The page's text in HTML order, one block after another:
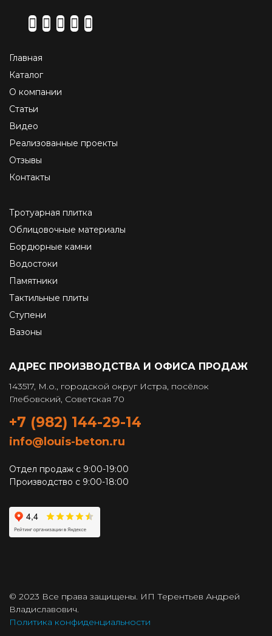
Главная
Каталог
О компании
Статьи
Видео
Реализованные проекты
Отзывы
Контакты
Тротуарная плитка
Облицовочные материалы
Бордюрные камни
Водостоки
Памятники
Тактильные плиты
Ступени
Вазоны
АДРЕС ПРОИЗВОДСТВА И ОФИСА ПРОДАЖ
143517, М.о., городской округ Истра, посёлок
Глебовский, Советская 70
+7 (982) 144-29-14
info@louis-beton.ru
Отдел продаж с 9:00-19:00
Производство с 9:00-18:00
© 2023 Все права защищены. ИП Терентьев Андрей
Владиславович.
Политика конфиденциальности